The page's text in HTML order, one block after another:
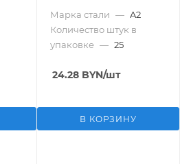
Марка стали — A2
Количество штук в
упаковке — 25
24.28 BYN/шт
В КОРЗИНУ